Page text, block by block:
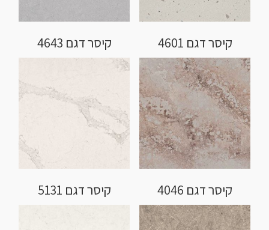
קיסר דגם 4601 קיסר דגם 4643
קיסר דגם 4046 קיסר דגם 5131